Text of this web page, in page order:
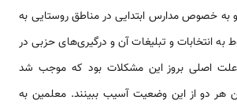
به خصوص مدارس ابتدایی در مناطق روستایی به
به انتخابات و تبلیغات آن و درگیری‌های حزبی در
اصلی بروز این مشکلات بود که موجب شد
هر دو از این وضعیت آسیب ببینند. معلمین به